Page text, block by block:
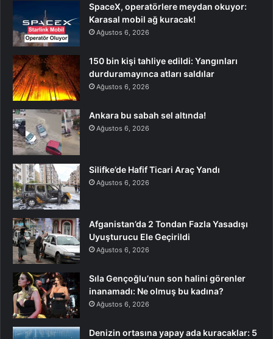
SpaceX, operatörlere meydan okuyor:
Karasal mobil ağ kuracak!
Ağustos 6, 2026
150 bin kişi tahliye edildi: Yangınları
durduramayınca atları saldılar
Ağustos 6, 2026
Ankara bu sabah sel altında!
Ağustos 6, 2026
Silifke’de Hafif Ticari Araç Yandı
Ağustos 6, 2026
Afganistan’da 2 Tondan Fazla Yasadışı
Uyuşturucu Ele Geçirildi
Ağustos 6, 2026
Sıla Gençoğlu’nun son halini görenler
inanamadı: Ne olmuş bu kadına?
Ağustos 6, 2026
Denizin ortasına yapay ada kuracaklar: 5